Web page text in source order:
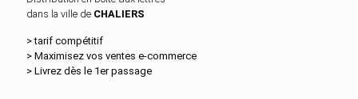
dans la ville de CHALIERS
> tarif compétitif
> Maximisez vos ventes e‑commerce
> Livrez dès le 1er passage